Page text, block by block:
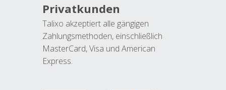
Privatkunden
Talixo akzeptiert alle gängigen
Zahlungsmethoden, einschließlich
MasterCard, Visa und American
Express.